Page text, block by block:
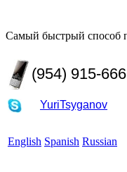
Самый быстрый способ
(954) 915-
YuriTsyganov
English Spanish Russian